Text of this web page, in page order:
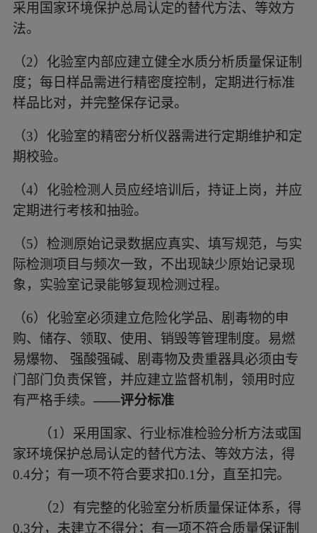
采用国家环境保护总局认定的替代方法、等效方
法。
（2） 化验室内部应建立健全水质分析质量保证制
度；每日样品需进行精密度控制，定期进行标准
样品比对，并完整保存记录。
（3） 化验室的精密分析仪器需进行定期维护和定
期校验。
（4） 化验检测人员应经培训后，持证上岗，并应
定期进行考核和抽验。
（5） 检测原始记录数据应真实、填写规范，与实
际检测项目与频次一致，不出现缺少原始记录现
象，实验室记录能够复现检测过程。
（6） 化验室必须建立危险化学品、剧毒物的申
购、储存、领取、使用、销毁等管理制度。易燃
易爆物、
强酸强碱、剧毒物及贵重器具必须由专
门部门负责保管，并应建立监督机制，领用时应
有严格手续。 ——评分标准
（1） 采用国家、行业标准检验分析方法或国
家环境保护总局认定的替代方法、等效方法，得
0.4分；有一项不符合要求扣0.1分，直至扣完。
（2） 有完整的化验室分析质量保证体系，得
0.3分，未建立不得分；有一项不符合质量保证制